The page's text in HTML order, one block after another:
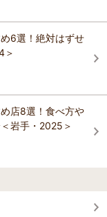
め6選！絶対はずせ
＞
店8選！食べ方や
岩手・2025＞